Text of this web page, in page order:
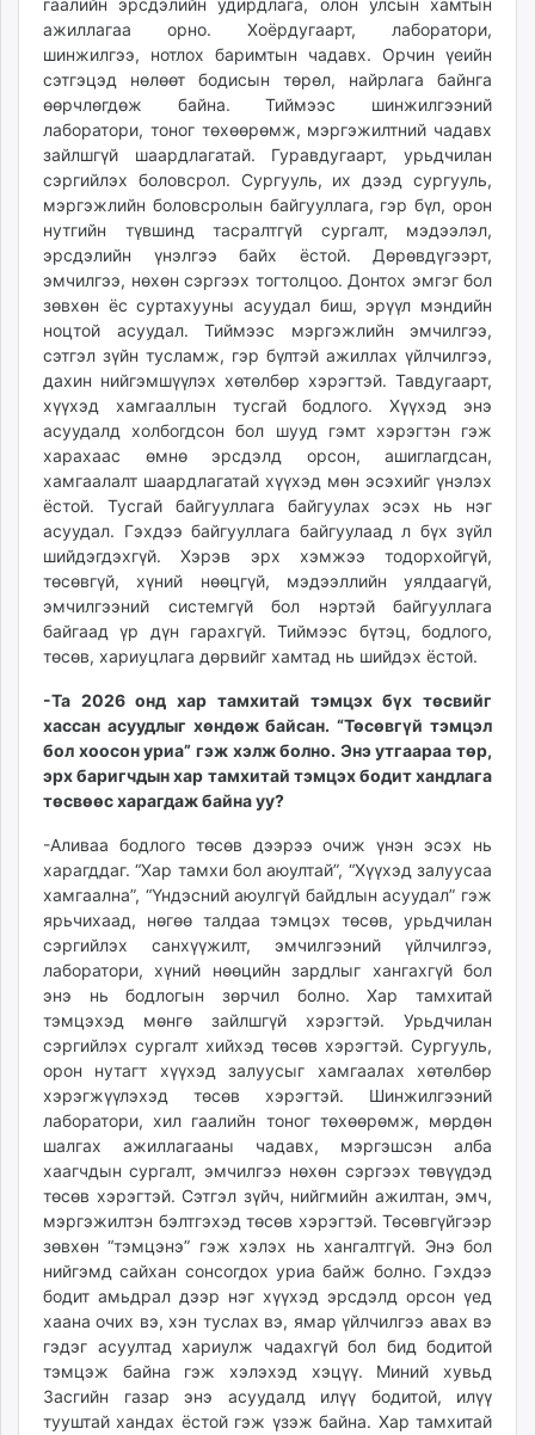
гаалийн эрсдэлийн удирдлага, олон улсын хамтын
ажиллагаа орно. Хоёрдугаарт, лаборатори,
шинжилгээ, нотлох баримтын чадавх. Орчин үеийн
сэтгэцэд нөлөөт бодисын төрөл, найрлага байнга
өөрчлөгдөж байна. Тиймээс шинжилгээний
лаборатори, тоног төхөөрөмж, мэргэжилтний чадавх
зайлшгүй шаардлагатай. Гуравдугаарт, урьдчилан
сэргийлэх боловсрол. Сургууль, их дээд сургууль,
мэргэжлийн боловсролын байгууллага, гэр бүл, орон
нутгийн түвшинд тасралтгүй сургалт, мэдээлэл,
эрсдэлийн үнэлгээ байх ёстой. Дөрөвдүгээрт,
эмчилгээ, нөхөн сэргээх тогтолцоо. Донтох эмгэг бол
зөвхөн ёс суртахууны асуудал биш, эрүүл мэндийн
ноцтой асуудал. Тиймээс мэргэжлийн эмчилгээ,
сэтгэл зүйн тусламж, гэр бүлтэй ажиллах үйлчилгээ,
дахин нийгэмшүүлэх хөтөлбөр хэрэгтэй. Тавдугаарт,
хүүхэд хамгааллын тусгай бодлого. Хүүхэд энэ
асуудалд холбогдсон бол шууд гэмт хэрэгтэн гэж
харахаас өмнө эрсдэлд орсон, ашиглагдсан,
хамгаалалт шаардлагатай хүүхэд мөн эсэхийг үнэлэх
ёстой. Тусгай байгууллага байгуулах эсэх нь нэг
асуудал. Гэхдээ байгууллага байгуулаад л бүх зүйл
шийдэгдэхгүй. Хэрэв эрх хэмжээ тодорхойгүй,
төсөвгүй, хүний нөөцгүй, мэдээллийн уялдаагүй,
эмчилгээний системгүй бол нэртэй байгууллага
байгаад үр дүн гарахгүй. Тиймээс бүтэц, бодлого,
төсөв, хариуцлага дөрвийг хамтад нь шийдэх ёстой.
-Та 2026 онд хар тамхитай тэмцэх бүх төсвийг
хассан асуудлыг хөндөж байсан. “Төсөвгүй тэмцэл
бол хоосон уриа” гэж хэлж болно. Энэ утгаараа төр,
эрх баригчдын хар тамхитай тэмцэх бодит хандлага
төсвөөс харагдаж байна уу?
-Аливаа бодлого төсөв дээрээ очиж үнэн эсэх нь
харагддаг. “Хар тамхи бол аюултай”, “Хүүхэд залуусаа
хамгаална”, “Үндэсний аюулгүй байдлын асуудал” гэж
ярьчихаад, нөгөө талдаа тэмцэх төсөв, урьдчилан
сэргийлэх санхүүжилт, эмчилгээний үйлчилгээ,
лаборатори, хүний нөөцийн зардлыг хангахгүй бол
энэ нь бодлогын зөрчил болно. Хар тамхитай
тэмцэхэд мөнгө зайлшгүй хэрэгтэй. Урьдчилан
сэргийлэх сургалт хийхэд төсөв хэрэгтэй. Сургууль,
орон нутагт хүүхэд залуусыг хамгаалах хөтөлбөр
хэрэгжүүлэхэд төсөв хэрэгтэй. Шинжилгээний
лаборатори, хил гаалийн тоног төхөөрөмж, мөрдөн
шалгах ажиллагааны чадавх, мэргэшсэн алба
хаагчдын сургалт, эмчилгээ нөхөн сэргээх төвүүдэд
төсөв хэрэгтэй. Сэтгэл зүйч, нийгмийн ажилтан, эмч,
мэргэжилтэн бэлтгэхэд төсөв хэрэгтэй. Төсөвгүйгээр
зөвхөн “тэмцэнэ” гэж хэлэх нь хангалтгүй. Энэ бол
нийгэмд сайхан сонсогдох уриа байж болно. Гэхдээ
бодит амьдрал дээр нэг хүүхэд эрсдэлд орсон үед
хаана очих вэ, хэн туслах вэ, ямар үйлчилгээ авах вэ
гэдэг асуултад хариулж чадахгүй бол бид бодитой
тэмцэж байна гэж хэлэхэд хэцүү. Миний хувьд
Засгийн газар энэ асуудалд илүү бодитой, илүү
тууштай хандах ёстой гэж үзэж байна. Хар тамхитай